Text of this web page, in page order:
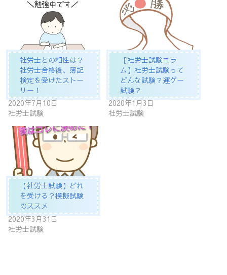
社労士との相性は？
社労士合格後、簿記
検定を受けたストー
リー！
2020年7月10日
社労士試験
【社労士試験コラ
ム】社労士試験って
どんな試験？運ゲー
試験？
2020年1月3日
社労士試験
【社労士試験】どれ
を受ける？模擬試験
のススメ
2020年3月31日
社労士試験